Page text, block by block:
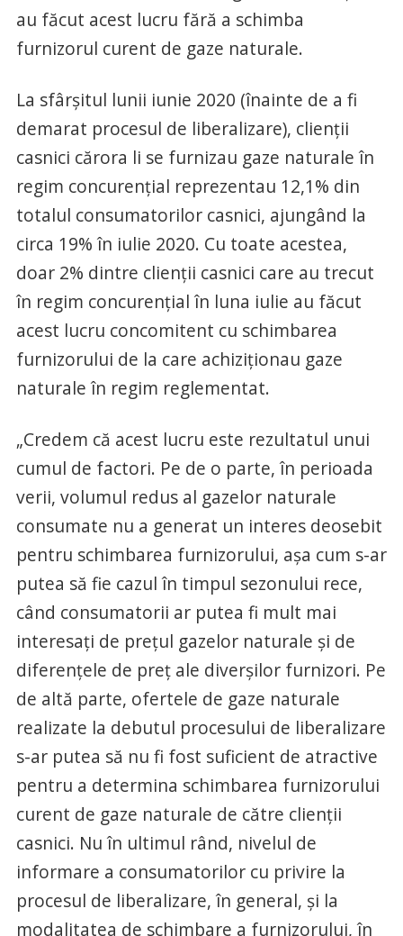
au făcut acest lucru fără a schimba
furnizorul curent de gaze naturale.
La sfârşitul lunii iunie 2020 (înainte de a fi
demarat procesul de liberalizare), clienţii
casnici cărora li se furnizau gaze naturale în
regim concurenţial reprezentau 12,1% din
totalul consumatorilor casnici, ajungând la
circa 19% în iulie 2020. Cu toate acestea,
doar 2% dintre clienţii casnici care au trecut
în regim concurenţial în luna iulie au făcut
acest lucru concomitent cu schimbarea
furnizorului de la care achiziţionau gaze
naturale în regim reglementat.
„Credem că acest lucru este rezultatul unui
cumul de factori. Pe de o parte, în perioada
verii, volumul redus al gazelor naturale
consumate nu a generat un interes deosebit
pentru schimbarea furnizorului, aşa cum s-ar
putea să fie cazul în timpul sezonului rece,
când consumatorii ar putea fi mult mai
interesaţi de preţul gazelor naturale şi de
diferenţele de preţ ale diverşilor furnizori. Pe
de altă parte, ofertele de gaze naturale
realizate la debutul procesului de liberalizare
s-ar putea să nu fi fost suficient de atractive
pentru a determina schimbarea furnizorului
curent de gaze naturale de către clienţii
casnici. Nu în ultimul rând, nivelul de
informare a consumatorilor cu privire la
procesul de liberalizare, în general, şi la
modalitatea de schimbare a furnizorului, în